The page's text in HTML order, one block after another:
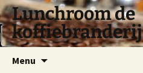
Lunchroom de
koffiebranderij
Menu